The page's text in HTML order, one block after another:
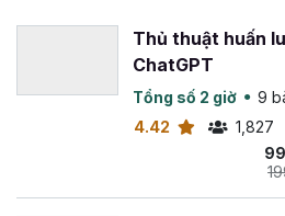
tiếp giải đáp thắc mắc trong
không bị trì hoãn trong quá
AI của mình.
Nội dung khóa học làm
: để
được tiếp cận với những
hướng tiến triển công nghệ
Thủ thuật huấn
ChatGPT
Tổng số 2 giờ
9
4.42
1,827